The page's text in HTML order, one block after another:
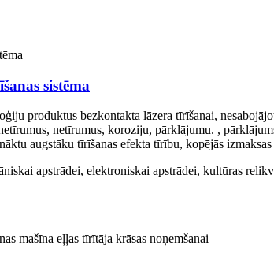
sistēma
produktus bezkontakta lāzera tīrīšanai,
netīrumus, koroziju, pārklājumu. ,
augstāku tīrīšanas efekta tīrību, kopējās
apstrādei, elektroniskai apstrādei, kultūras